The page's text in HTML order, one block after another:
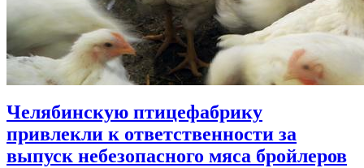
Челябинскую птицефабрику
привлекли к ответственности за
выпуск небезопасного мяса бройлеров